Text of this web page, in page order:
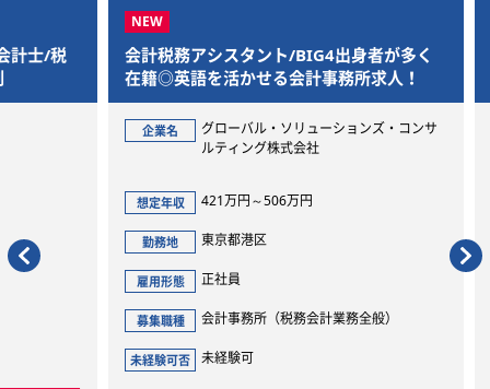
/税
会計税務アシスタント/BIG4出身者が多く
在籍◎英語を活かせる会計事務所求人！
グローバル・ソリューションズ・コンサ
ルティング株式会社
想定年収 421万円～506万円
東京都港区
雇用形態 正社員
募集職種 会計事務所（税務会計業務全般）
未経験可否 未経験可
勤